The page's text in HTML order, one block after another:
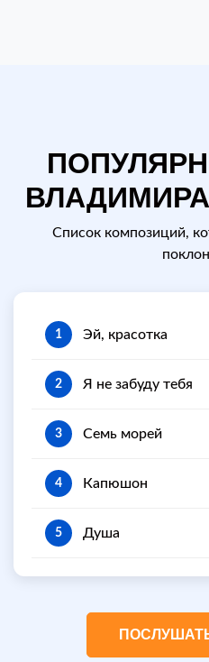
Список композиций,
1 Эй, красотка
2 Я не забуду тебя
3 Семь морей
4 Капюшон
5 Душа